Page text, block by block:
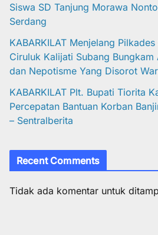
Siswa SD Tanjung Morawa
Serdang
KABARKILAT Menjelang
Ciruluk Kalijati Subang Bungkam
dan Nepotisme Yang Disorot
KABARKILAT Plt. Bupati Tiorita
Percepatan Bantuan Korban
– Sentralberita
Recent Comments
Tidak ada komentar untuk